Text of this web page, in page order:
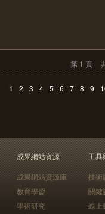
第 1 頁
1 2 3 4 5 6 7 8 9
成果網站資源
成果網站資源庫
教育學習
學術研究
工具
技術
關鍵
線上